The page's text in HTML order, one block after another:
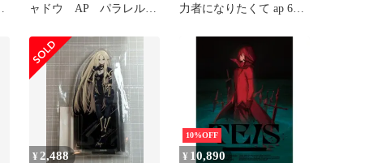
ャドウ AP パラレル
力者になりたくて ap 6種
¥ 2,488
10%OFF
¥ 10,890